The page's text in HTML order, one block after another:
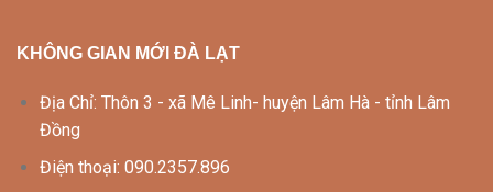
KHÔNG GIAN MỚI ĐÀ LẠT
Địa Chỉ: Thôn 3 - xã Mê Linh- huyện Lâm Hà - tỉnh Lâm
Đồng
Điện thoại: 090.2357.896